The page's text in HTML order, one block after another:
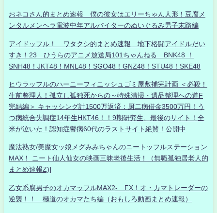
おネコさん的まとめ速報 僕の彼女はエリーちゃん人形！豆腐メ
ンタルメンヘラ電波中年アルバイターのぬいぐるみ男子末路編
アイドッフル！ ワタクシ的まとめ速報 地下格闘アイドルだい
すき！23 ひうらのアニメ放送局101ちゃんねる BNK48 ！
SNH48！JKT48！MNL48！SGO48！GNZ48！STU48！SKE48
ヒウラッフルのハーニーフィニッシュゴミ屋敷補完計画 ＜必殺！
生前整理人！孤立し孤独死からの～特殊清掃・遺品整理への道F
完結編＞ キャッシング計1500万返済：厨二病借金3500万円！う
つ病統合失調症14年生HKT46！！9期研究生、最後のサイト！全
米が泣いた！認知症鬱病60代のラストサイト絶賛！公開中
魔法熟女/美魔女ッ娘メグみみちゃんのニートッフルステーション
MAX！ ニート仙人仙女の映画三昧老後生活！（無職孤独居老人的
まとめ速報Z)]
乙女系腐男子のオカマッフルMAX2- FX！オ・カマトレーダーの
逆襲！！ 極道のオカマたち編（おもしろ動画まとめ速報）